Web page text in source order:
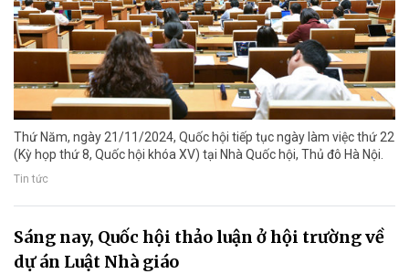
Thứ Năm, ngày 21/11/2024, Quốc hội tiếp tục ngày làm việc thứ 22
(Kỳ họp thứ 8, Quốc hội khóa XV) tại Nhà Quốc hội, Thủ đô Hà Nội.
Tin tức
Sáng nay, Quốc hội thảo luận ở hội trường về
dự án Luật Nhà giáo